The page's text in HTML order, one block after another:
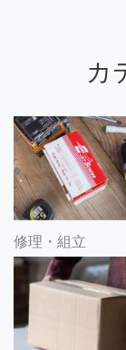
カ
修理・組立